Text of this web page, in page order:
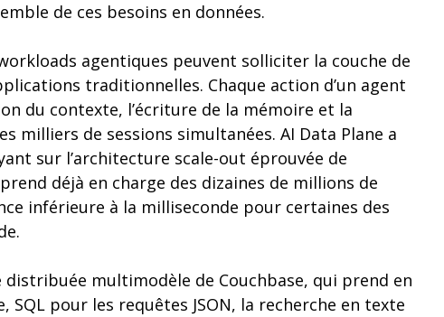
de ces besoins en données.
agentiques peuvent solliciter la couche de
traditionnelles. Chaque action d’un agent
du contexte, l’écriture de la mémoire et la
milliers de sessions simultanées. AI Data Plane a
sur l’architecture scale-out éprouvée de
déjà en charge des dizaines de millions de
inférieure à la milliseconde pour certaines des
distribuée multimodèle de Couchbase, qui prend en
SQL pour les requêtes JSON, la recherche en texte